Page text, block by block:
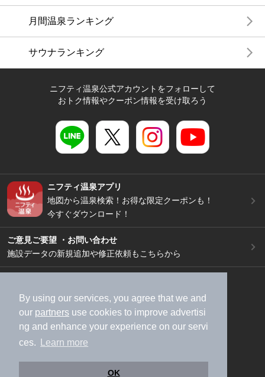
By using our services, you agree that we and
our partners use cookies to improve advertisi
ng and enhance your experience on our servi
ces.
Learn more
OK
月間温泉ランキング
サウナランキング
ニフティ温泉公式アカウントをフォローして
おトク情報やクーポン情報を受け取ろう
ニフティ温泉アプリ
地図から温泉検索！お得な限定クーポンも！
今すぐダウンロード！
ご意見ご要望 ・お問い合わせ
施設データの新規追加や修正依頼もこちらから
加盟店募集（資料請求）
広告出稿のご案内
利用規約
ライフスタイルMEMBERS+規約
特定商取引法に基づく表記
ヘルプ
採用情報
運営会社